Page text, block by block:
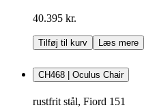
40.395 kr.
Tilføj til kurv Læs mere
CH468 | Oculus Chair
rustfrit stål, Fiord 151